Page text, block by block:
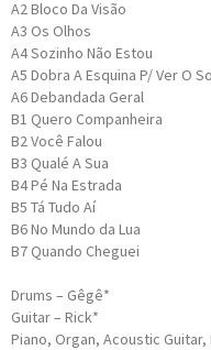
A2Bloco Da Visão
A3 Os Olhos
A4Sozinho Não Estou
A5 Dobra A Esquina P/ Ver O
A6Debandada Geral
B1 Quero Companheira
B2Você Falou
B3 Qualé A Sua
B4Pé Na Estrada
B5 Tá Tudo Aí
B6No Mundo da Lua
B7 Quando Cheguei
Drums – Gêgê*
Guitar – Rick*
Piano, Organ, Acoustic